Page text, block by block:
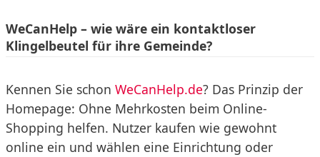
WeCanHelp – wie wäre ein kontaktloser
Klingelbeutel für ihre Gemeinde?
Kennen Sie schon WeCanHelp.de? Das Prinzip der
Homepage: Ohne Mehrkosten beim Online-
Shopping helfen. Nutzer kaufen wie gewohnt
online ein und wählen eine Einrichtung oder